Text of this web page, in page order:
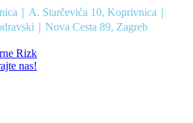
｜A. Starčevića 10, Koprivnica｜
｜Nova Cesta 89, Zagreb
nas!